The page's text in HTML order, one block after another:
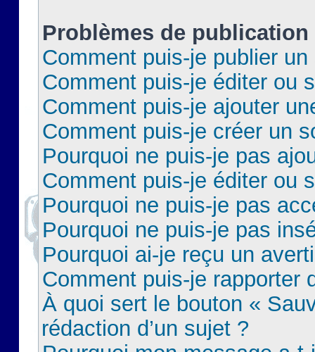
Problèmes de publication
Comment puis-je publier
Comment puis-je éditer ou
Comment puis-je ajouter
Comment puis-je créer un
Pourquoi ne puis-je pas
Comment puis-je éditer ou
Pourquoi ne puis-je pas
Pourquoi ne puis-je pas
Pourquoi ai-je reçu un
Comment puis-je rapporter
À quoi sert le bouton «
rédaction d’un sujet ?